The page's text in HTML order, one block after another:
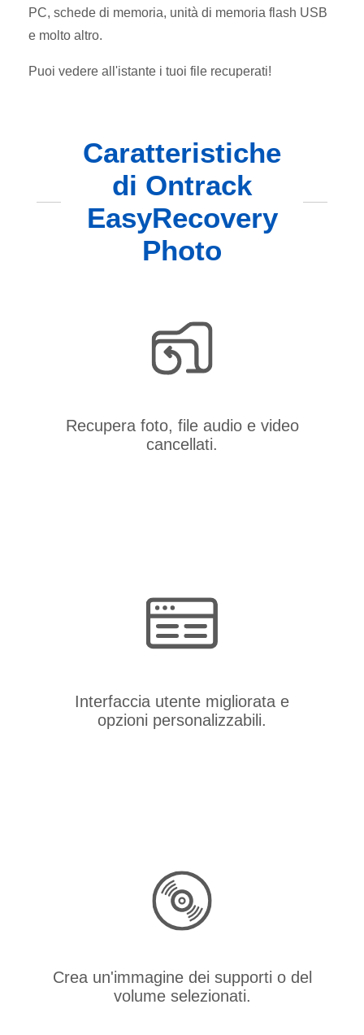
PC, schede di memoria, unità di memoria flash USB
e molto altro.
Puoi vedere all'istante i tuoi file recuperati!
Caratteristiche
di Ontrack
EasyRecovery
Photo
Recupera foto, file audio e video
cancellati.
Interfaccia utente migliorata e
opzioni personalizzabili.
Crea un'immagine dei supporti o del
volume selezionati.